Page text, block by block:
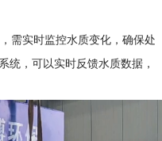
需实时监控水质变化，确保处
统，可以实时反馈水质数据，